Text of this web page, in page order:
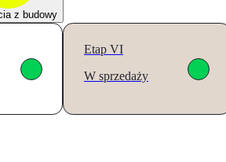
z budowy
Etap VI
W sprzedaży